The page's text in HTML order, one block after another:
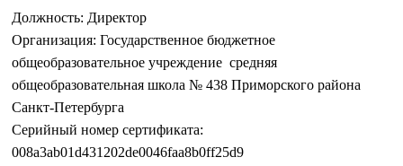
Должность: Директор
Организация: Государственное бюджетное
общеобразовательное учреждение средняя
общеобразовательная школа № 438 Приморского района
Санкт-Петербурга
Серийный номер сертификата:
008a3ab01d431202de0046faa8b0ff25d9